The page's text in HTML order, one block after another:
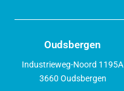
Oudsbergen
Industrieweg-Noord 1195A
3660 Oudsbergen